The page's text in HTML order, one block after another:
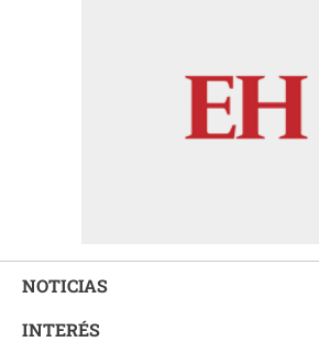
NOTICIAS
INTERÉS